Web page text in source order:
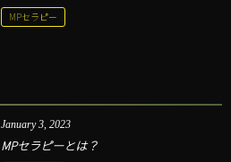
MPセラピー
January 3,2023
MPセラピーとは？